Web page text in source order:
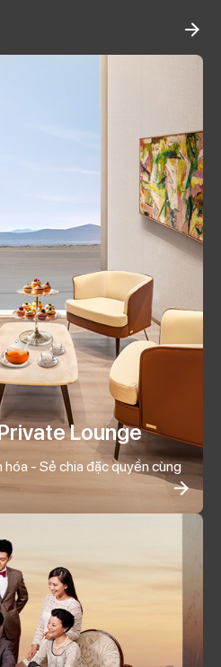
Lounge
hóa - Sẻ chia đặc quyền cùng